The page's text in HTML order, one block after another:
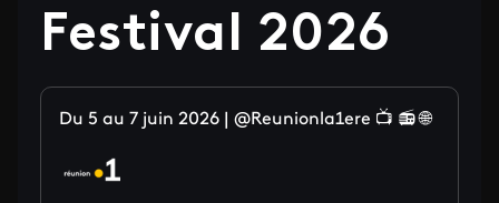
Festival 2026
Du 5 au 7 juin 2026 | @Reunionla1ere 📺 📻 🌐